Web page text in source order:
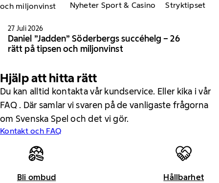
Nyheter Sport & Casino Stryktipset
27 Juli 2026
Daniel ”Jadden” Söderbergs succéhelg – 26
rätt på tipsen och miljonvinst
Hjälp att hitta rätt
Du kan alltid kontakta vår kundservice. Eller kika i vår
FAQ . Där samlar vi svaren på de vanligaste frågorna
om Svenska Spel och det vi gör.
Kontakt och FAQ
Bli ombud Hållbarhet